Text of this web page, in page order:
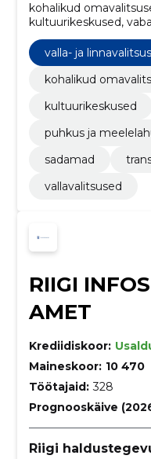
kohalikud
kultuurikeskused,
teenused,
kullerteenused,
valla- ja
kohalikud
kultuurikeskused
puhkus ja
sadamad
vallavalitsused
RIIGI
AMET
Krediidiskoor:
Maineskoor: 10 470
Töötajaid: 328
Prognooskäive
Riigi